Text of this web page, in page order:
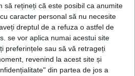
să rețineți că este posibil ca anumite
caracter personal să nu necesite
dreptul de a refuza o astfel de
se vor aplica numai acestui site
preferințele sau să vă retrageți
revenind la acest site și
din partea de jos a